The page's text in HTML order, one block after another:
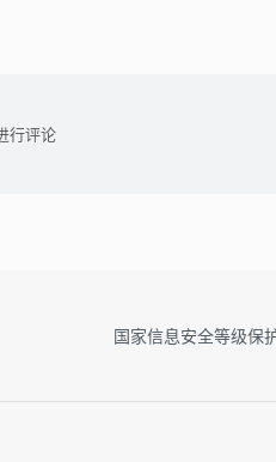
行评论
国家信息安全等级保